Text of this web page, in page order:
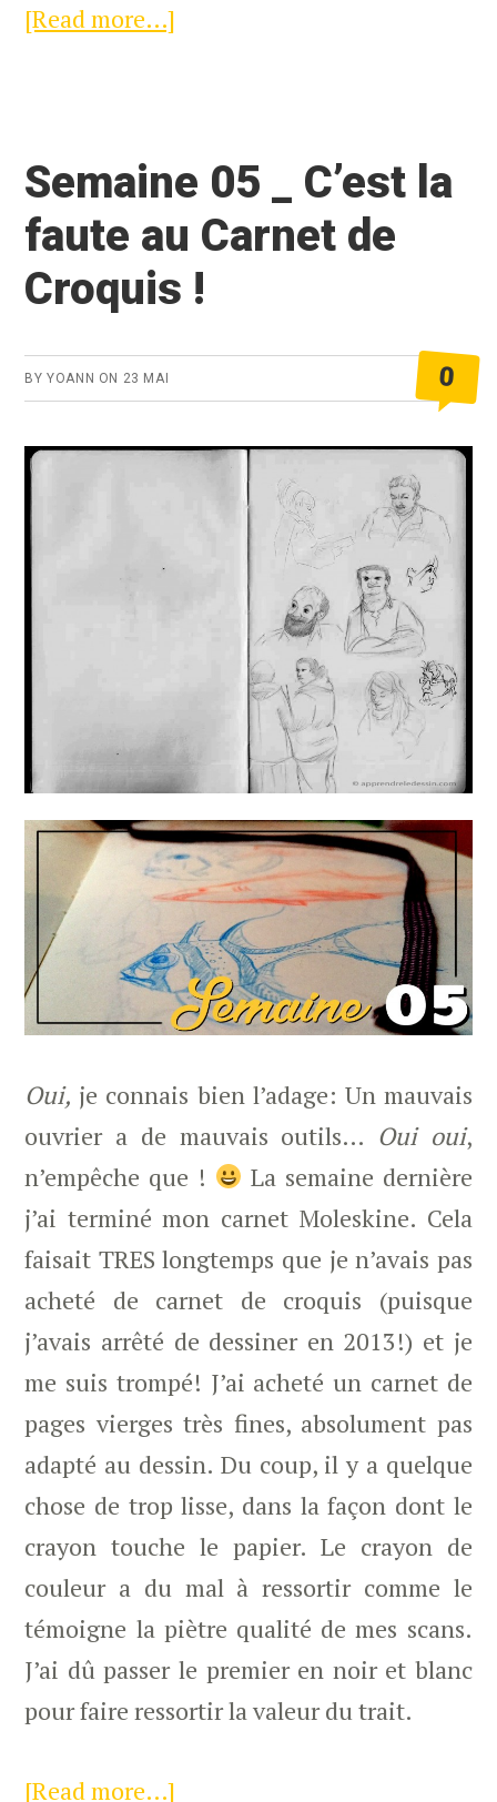
[Read more…]
Ca
déménage
Semaine 05 _ C’est la
faute au Carnet de
Croquis !
BYYOANN ON 23 MAI 0
Oui, je connais bien l’adage: Un mauvais
ouvrier a de mauvais outils… Oui oui,
n’empêche que !
La semaine dernière
j’ai terminé mon carnet Moleskine. Cela
faisait TRES longtemps que je n’avais pas
acheté de carnet de croquis (puisque
j’avais arrêté de dessiner en 2013!) et je
me suis trompé! J’ai acheté un carnet de
pages vierges très fines, absolument pas
adapté au dessin. Du coup, il y a quelque
chose de trop lisse, dans la façon dont le
crayon touche le papier. Le crayon de
couleur a du mal à ressortir comme le
témoigne la piètre qualité de mes scans.
J’ai dû passer le premier en noir et blanc
pour faire ressortir la valeur du trait.
[Read more…]